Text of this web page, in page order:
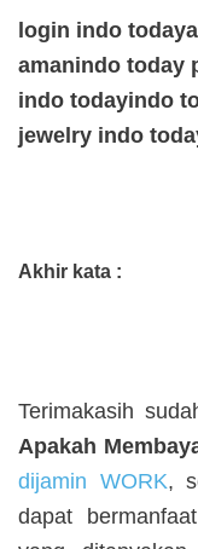
login indo today
amanindo today
indo todayindo
jewelry indo
Akhir kata :
Terimakasih
Apakah
dijamin WORK,
dapat